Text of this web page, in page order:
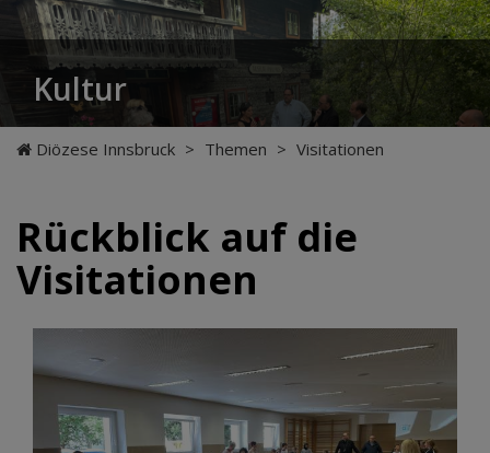
Kultur
Diözese Innsbruck > Themen > Visitationen
Rückblick auf die
Visitationen